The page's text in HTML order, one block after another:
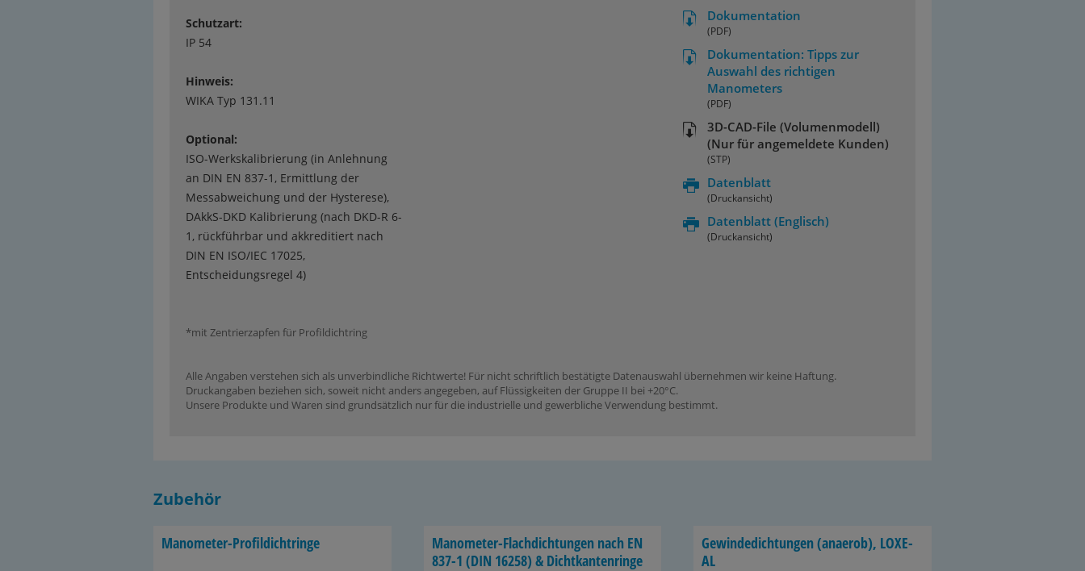
Schutzart:
IP 54
Hinweis:
WIKA Typ 131.11
Optional:
ISO-Werkskalibrierung (in Anlehnung
an DIN EN 837-1, Ermittlung der
Messabweichung und der Hysterese),
DAkkS-DKD Kalibrierung (nach DKD-R 6-
1, rückführbar und akkreditiert nach
DIN EN ISO/IEC 17025,
Entscheidungsregel 4)
Dokumentation
(PDF)
Dokumentation: Tipps zur
Auswahl des richtigen
Manometers
(PDF)
3D-CAD-File (Volumenmodell)
(Nur für angemeldete Kunden)
(STP)
Datenblatt
(Druckansicht)
Datenblatt (Englisch)
(Druckansicht)
*mit Zentrierzapfen für Profildichtring
Alle Angaben verstehen sich als unverbindliche Richtwerte! Für nicht schriftlich bestätigte Datenauswahl übernehmen wir keine Haftung.
Druckangaben beziehen sich, soweit nicht anders angegeben, auf Flüssigkeiten der Gruppe II bei +20°C.
Unsere Produkte und Waren sind grundsätzlich nur für die industrielle und gewerbliche Verwendung bestimmt.
Zubehör
Manometer-​Profildichtringe
Manometer-​Flachdichtungen nach EN
837-1 (DIN 16258) & Dicht­kan­ten­rin­ge
Ge­win­de­dich­tun­gen (an­ae­rob), LO­XE­
AL